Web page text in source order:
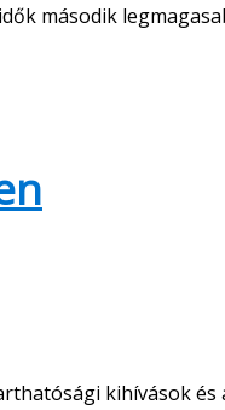
második
kihívások és